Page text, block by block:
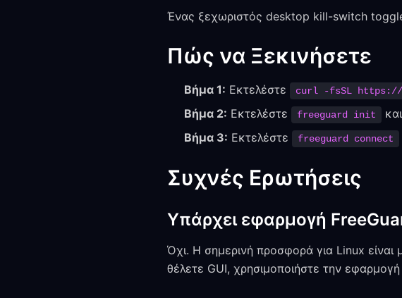
Ένας ξεχωριστός desktop kill-switch
Πώς να Ξεκινήσετε
Βήμα 1: Εκτελέστε curl -fsSL https://
Βήμα 2: Εκτελέστε freeguard init
Βήμα 3: Εκτελέστε freeguard connect
Συχνές Ερωτήσεις
Υπάρχει εφαρμογή
Όχι. Η σημερινή προσφορά για Linux είναι
θέλετε GUI, χρησιμοποιήστε την